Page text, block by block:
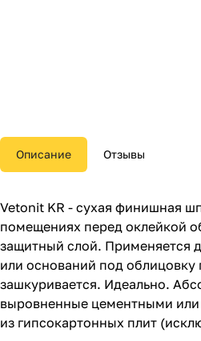
Описание Отзывы
Vetonit KR - сухая финишная
помещениях перед оклейкой
защитный слой. Применяется
или оснований под
зашкуривается. Идеально.
выровненные цементными или
из гипсокартонных плит